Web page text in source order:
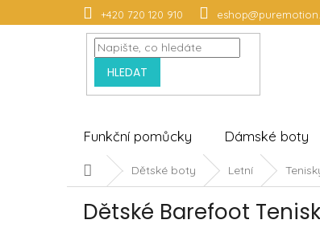
na
+420 720 120 910
HLEDAT
Funkční pomůcky Dámské boty
Domů Dětské boty Letní
Dětské Barefoot